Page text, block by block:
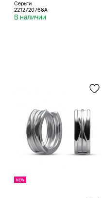
Серьги
2212720766A
В наличии